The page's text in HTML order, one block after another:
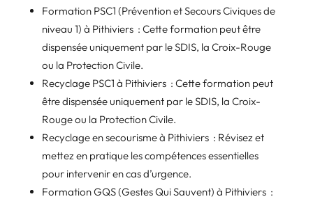
Formation PSC1 (Prévention et Secours Civiques de
niveau 1) à Pithiviers : Cette formation peut être
dispensée uniquement par le SDIS, la Croix-Rouge
ou la Protection Civile.
Recyclage PSC1 à Pithiviers : Cette formation peut
être dispensée uniquement par le SDIS, la Croix-
Rouge ou la Protection Civile.
Recyclage en secourisme à Pithiviers : Révisez et
mettez en pratique les compétences essentielles
pour intervenir en cas d’urgence.
Formation GQS (Gestes Qui Sauvent) à Pithiviers :